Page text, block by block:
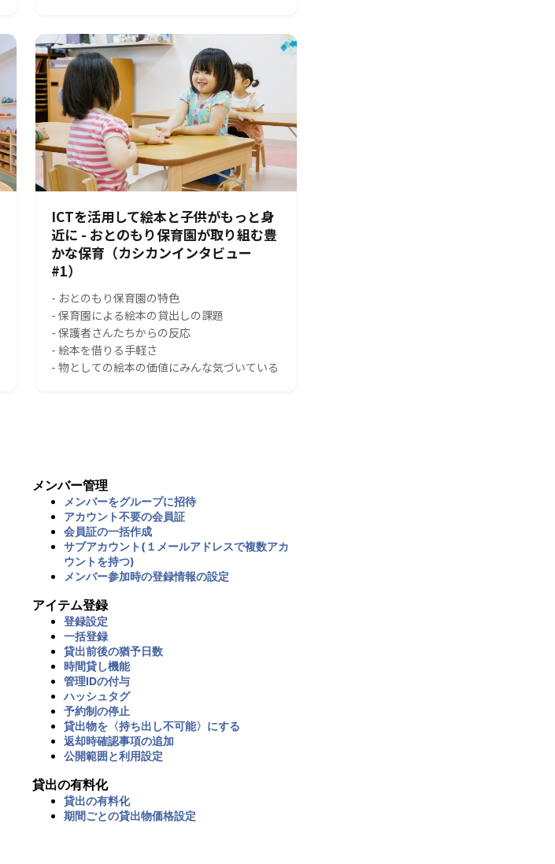
ICTを活用して絵本と子供がもっと身
近に - おとのもり保育園が取り組む豊
かな保育（カシカンインタビュー
#1）
- おとのもり保育園の特色
- 保育園による絵本の貸出しの課題
- 保護者さんたちからの反応
- 絵本を借りる手軽さ
- 物としての絵本の価値にみんな気づいている
メンバー管理
メンバーをグループに招待
アカウント不要の会員証
会員証の一括作成
サブアカウント(１メールアドレスで複数アカ
ウントを持つ)
メンバー参加時の登録情報の設定
アイテム登録
登録設定
一括登録
貸出前後の猶予日数
時間貸し機能
管理IDの付与
ハッシュタグ
予約制の停止
貸出物を〈持ち出し不可能〉にする
返却時確認事項の追加
公開範囲と利用設定
貸出の有料化
貸出の有料化
期間ごとの貸出物価格設定